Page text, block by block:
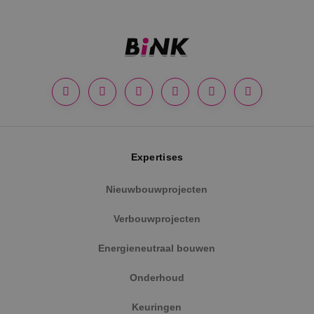
Expertises
Nieuwbouwprojecten
Verbouwprojecten
Energieneutraal bouwen
Onderhoud
Keuringen
.youtube.com